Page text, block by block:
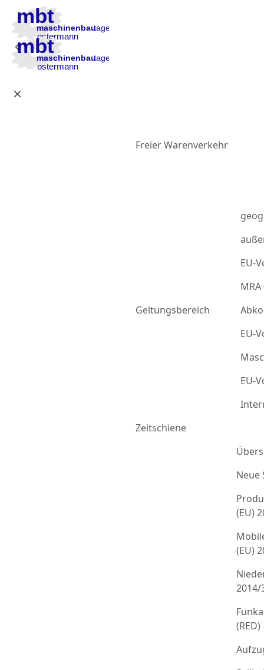
Zur Hauptnavigation
Zum Inhalt
Zur Fußzeile
Freier Warenverkehr
Geltungsbereich
EU-
EU-
EU-
Zeitschiene
Neue
(EU)
(EU)
2014/
(RED)